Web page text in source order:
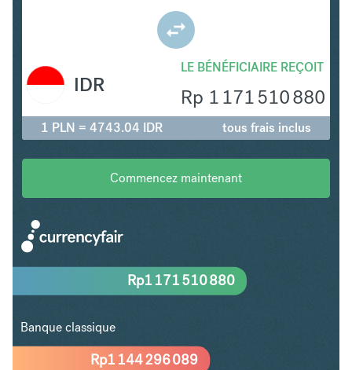
LE BÉNÉFICIAIRE REÇOIT
Rp 1 171 510 880
IDR
1 PLN = 4743.04 IDR tous frais inclus
Commencez maintenant
Rp1 144 296 089
Rp1 171 510 880
Banque classique